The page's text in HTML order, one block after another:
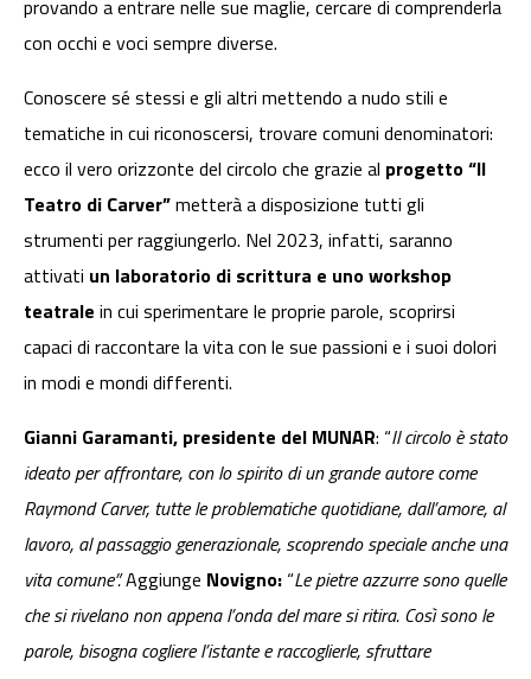
provando a entrare nelle sue maglie, cercare di comprenderla
con occhi e voci sempre diverse.
Conoscere sé stessi e gli altri mettendo a nudo stili e
tematiche in cui riconoscersi, trovare comuni denominatori:
ecco il vero orizzonte del circolo che grazie al progetto “Il
Teatro di Carver”metterà a disposizione tutti gli
strumenti per raggiungerlo. Nel 2023, infatti, saranno
attivati un laboratorio di scrittura e uno workshop
teatrale in cui sperimentare le proprie parole, scoprirsi
capaci di raccontare la vita con le sue passioni e i suoi dolori
in modi e mondi differenti.
Gianni Garamanti, presidente del MUNAR: “Il circolo è stato
ideato per affrontare, con lo spirito di un grande autore come
Raymond Carver, tutte le problematiche quotidiane, dall’amore, al
lavoro, al passaggio generazionale, scoprendo speciale anche una
vita comune”.Aggiunge Novigno: “Le pietre azzurre sono quelle
che si rivelano non appena l’onda del mare si ritira. Così sono le
parole, bisogna cogliere l’istante e raccoglierle, sfruttare